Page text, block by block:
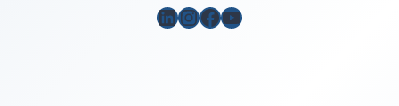
LinkedIn
Instagram
Facebook
YouTube